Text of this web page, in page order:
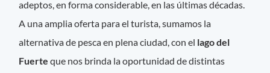
adeptos, en forma considerable, en las últimas décadas.
A una amplia oferta para el turista, sumamos la
alternativa de pesca en plena ciudad, con el lago del
Fuerte que nos brinda la oportunidad de distintas